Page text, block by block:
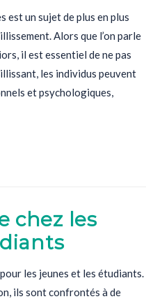
est un sujet de plus en plus
Alors que l’on parle
il est essentiel de ne pas
les individus peuvent
et psychologiques,
chez les
les jeunes et les étudiants.
ils sont confrontés à de